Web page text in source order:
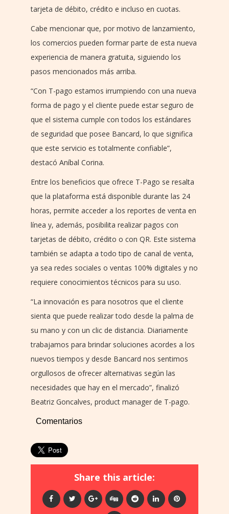
tarjeta de débito, crédito e incluso en cuotas.
Cabe mencionar que, por motivo de lanzamiento,
los comercios pueden formar parte de esta nueva
experiencia de manera gratuita, siguiendo los
pasos mencionados más arriba.
“Con T-pago estamos irrumpiendo con una nueva
forma de pago y el cliente puede estar seguro de
que el sistema cumple con todos los estándares
de seguridad que posee Bancard, lo que significa
que este servicio es totalmente confiable”,
destacó Aníbal Corina.
Entre los beneficios que ofrece T-Pago se resalta
que la plataforma está disponible durante las 24
horas, permite acceder a los reportes de venta en
línea y, además, posibilita realizar pagos con
tarjetas de débito, crédito o con QR. Este sistema
también se adapta a todo tipo de canal de venta,
ya sea redes sociales o ventas 100% digitales y no
requiere conocimientos técnicos para su uso.
“La innovación es para nosotros que el cliente
sienta que puede realizar todo desde la palma de
su mano y con un clic de distancia. Diariamente
trabajamos para brindar soluciones acordes a los
nuevos tiempos y desde Bancard nos sentimos
orgullosos de ofrecer alternativas según las
necesidades que hay en el mercado”, finalizó
Beatriz Goncalves, product manager de T-pago.
Comentarios
Share this article: